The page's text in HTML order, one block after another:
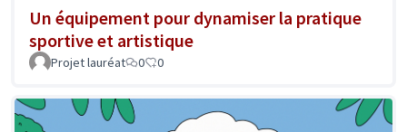
Un équipement pour dynamiser la pratique
sportive et artistique
Projet lauréat 0 0